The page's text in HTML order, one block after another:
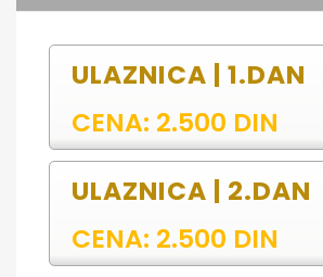
ULAZNICA | 1.DAN
CENA: 2.500 DIN
ULAZNICA | 2.DAN
CENA: 2.500 DIN